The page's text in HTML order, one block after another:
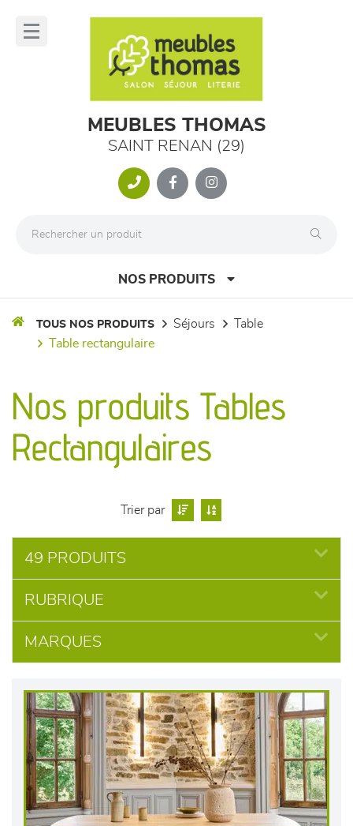
MEUBLES THOMAS
SAINT RENAN (29)
NOS PRODUITS
séjours
meubles de complément
literie
décoration
TOUS NOS PRODUITS séjours
table
table rectangulaire
Nos produits Tables
Rectangulaires
Trier par
49 PRODUITS
RUBRIQUE
MARQUES